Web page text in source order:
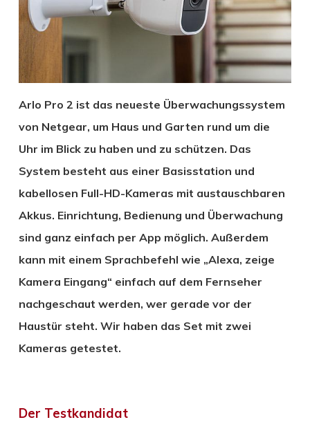
Arlo Pro 2 ist das neueste Überwachungssystem
von Netgear, um Haus und Garten rund um die
Uhr im Blick zu haben und zu schützen. Das
System besteht aus einer Basisstation und
kabellosen Full-HD-Kameras mit austauschbaren
Akkus. Einrichtung, Bedienung und Überwachung
sind ganz einfach per App möglich. Außerdem
kann mit einem Sprachbefehl wie „Alexa, zeige
Kamera Eingang“ einfach auf dem Fernseher
nachgeschaut werden, wer gerade vor der
Haustür steht. Wir haben das Set mit zwei
Kameras getestet.
Der Testkandidat